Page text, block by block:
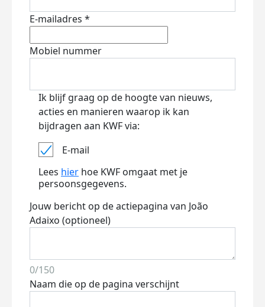
E-mailadres *
Mobiel nummer
Ik blijf graag op de hoogte van nieuws,
acties en manieren waarop ik kan
bijdragen aan KWF via:
E-mail
Lees hier hoe KWF omgaat met je
persoonsgegevens.
Jouw bericht op de actiepagina van João
Adaixo (optioneel)
0/150
Naam die op de pagina verschijnt